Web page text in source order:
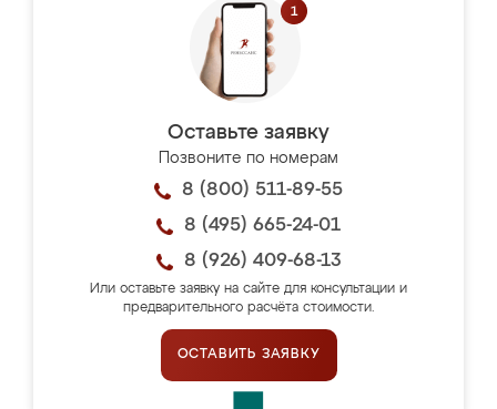
Оставьте заявку
Позвоните по номерам
8 (800) 511-89-55
8 (495) 665-24-01
8 (926) 409-68-13
Или оставьте заявку на сайте для консультации и
предварительного расчёта стоимости.
ОСТАВИТЬ ЗАЯВКУ